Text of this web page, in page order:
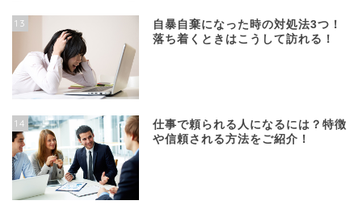
13
自暴自棄になった時の対処法3つ！
落ち着くときはこうして訪れる！
14
仕事で頼られる人になるには？特徴
や信頼される方法をご紹介！